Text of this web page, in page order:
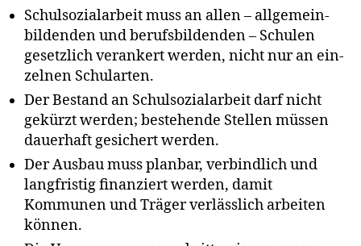
Schulsozialarbeit muss an allen – all­ge­mein­
bil­den­den und berufs­bil­den­den – Schulen
gesetz­lich ver­an­kert wer­den, nicht nur an ein­
zel­nen Schularten.
Der Bestand an Schulsozialarbeit darf nicht
gekürzt wer­den; bestehen­de Stellen müs­sen
dau­er­haft gesi­chert werden.
Der Ausbau muss plan­bar, ver­bind­lich und
lang­fris­tig finan­ziert wer­den, damit
Kommunen und Träger ver­läss­lich arbei­ten
können.